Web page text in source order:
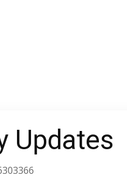
Updates